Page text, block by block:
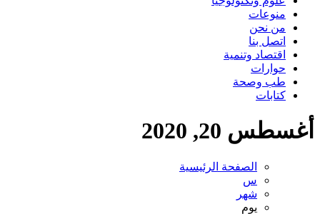
منوعات
من نحن
اتصل بنا
اقتصاد وتنمية
حوارات
طب وصحة
كتابات
أغسطس 20, 2020
الصفحة الرئيسية
س
شهر
يوم